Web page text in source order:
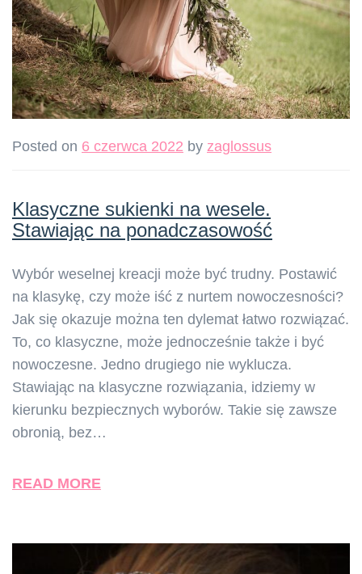
Posted on 6 czerwca 2022 by zaglossus
Klasyczne sukienki na wesele.
Stawiając na ponadczasowość
Wybór weselnej kreacji może być trudny. Postawić
na klasykę, czy może iść z nurtem nowoczesności?
Jak się okazuje można ten dylemat łatwo rozwiązać.
To, co klasyczne, może jednocześnie także i być
nowoczesne. Jedno drugiego nie wyklucza.
Stawiając na klasyczne rozwiązania, idziemy w
kierunku bezpiecznych wyborów. Takie się zawsze
obronią, bez…
READ MORE